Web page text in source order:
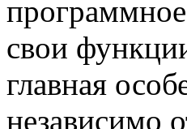
свои
главная
независимо